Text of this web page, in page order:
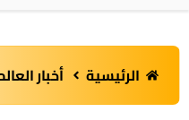
الرئيسية أخبار العالم